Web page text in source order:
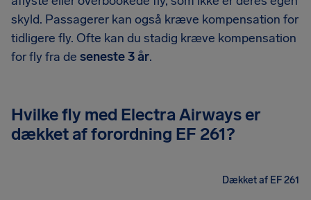
skyld. Passagerer kan også kræve kompensation for
tidligere fly. Ofte kan du stadig kræve kompensation
for fly fra de seneste 3 år.
Hvilke fly med Electra Airways er
dækket af forordning EF 261?
Dækket af EF 261